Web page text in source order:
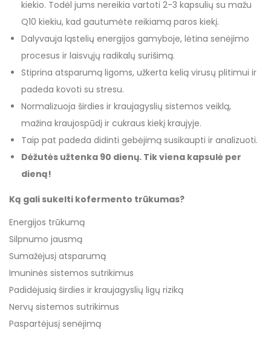
kiekio. Todėl jums nereikia vartoti 2-3 kapsulių su mažu
Q10 kiekiu, kad gautumėte reikiamą paros kiekį.
Dalyvauja ląstelių energijos gamyboje, lėtina senėjimo
procesus ir laisvųjų radikalų surišimą.
Stiprina atsparumą ligoms, užkerta kelią virusų plitimui ir
padeda kovoti su stresu.
Normalizuoja širdies ir kraujagyslių sistemos veiklą,
mažina kraujospūdį ir cukraus kiekį kraujyje.
Taip pat padeda didinti gebėjimą susikaupti ir analizuoti.
Dėžutės užtenka 90 dienų. Tik viena kapsulė per
dieną!
Ką gali sukelti kofermento trūkumas?
Energijos trūkumą
Silpnumo jausmą
Sumažėjusį atsparumą
Imuninės sistemos sutrikimus
Padidėjusią širdies ir kraujagyslių ligų riziką
Nervų sistemos sutrikimus
Paspartėjusį senėjimą